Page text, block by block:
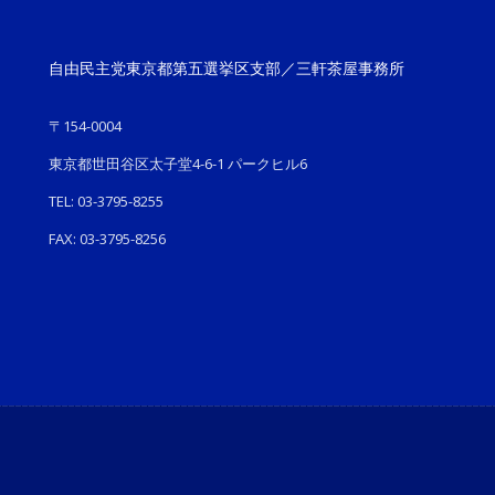
自由民主党東京都第五選挙区支部／三軒茶屋事務所
〒154-0004
東京都世田谷区太子堂4-6-1 パークヒル6
TEL: 03-3795-8255
FAX: 03-3795-8256